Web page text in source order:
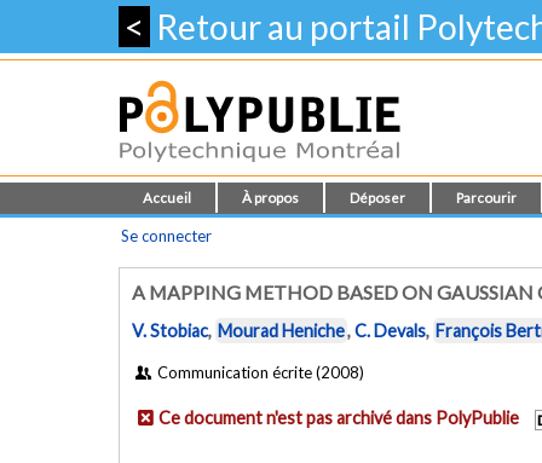
< Retour au portail
Accueil À propos Déposer Parcourir
Se connecter
A MAPPING METHOD BASED ON
V. Stobiac, Mourad Heniche,C. Devals, François
Communication écrite (2008)
Ce document n'est pas archivé dans PolyPublie